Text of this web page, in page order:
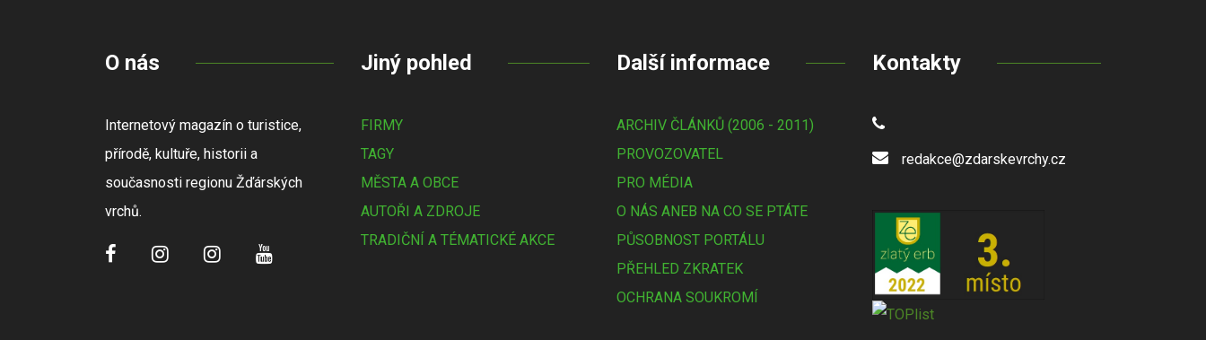
O nás
Internetový magazín o turistice,
přírodě, kultuře, historii a
současnosti regionu Žďárských
vrchů.
Jiný pohled
FIRMY
TAGY
MĚSTA A OBCE
AUTOŘI A ZDROJE
TRADIČNÍ A TÉMATICKÉ AKCE
Další informace
ARCHIV ČLÁNKŮ (2006 - 2011)
PROVOZOVATEL
PRO MÉDIA
O NÁS ANEB NA CO SE PTÁTE
PŮSOBNOST PORTÁLU
PŘEHLED ZKRATEK
OCHRANA SOUKROMÍ
Kontakty
redakce@zdarskevrchy.cz